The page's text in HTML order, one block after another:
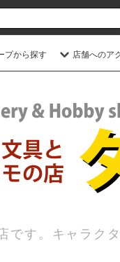
プから探す 店舗へのア
です。キャラク